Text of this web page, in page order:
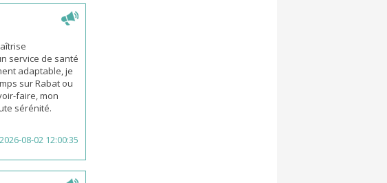
service de santé
adaptable, je
sur Rabat ou
faire, mon
sérénité.
2026-08-02 12:00:35